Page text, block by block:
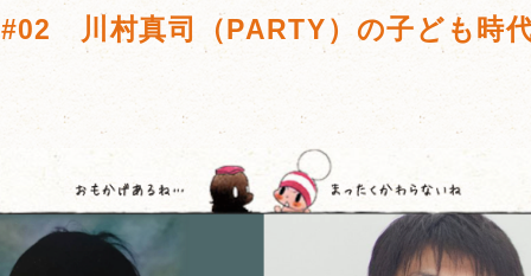
川村真司（PARTY）の子ども時